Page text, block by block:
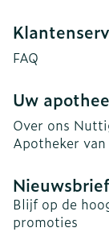
FAQ
Uw
Over ons
Apotheker
Nieuwsbrief
Blijf op de
promoties